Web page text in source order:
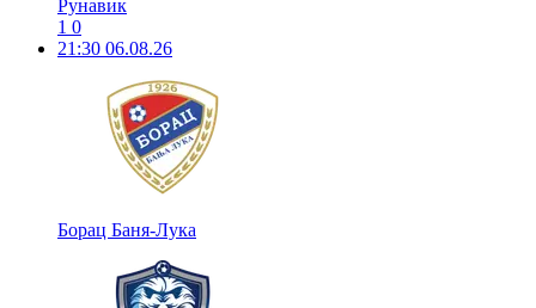
Рунавик
1 0
21:30 06.08.26
Борац Баня-Лука